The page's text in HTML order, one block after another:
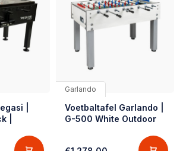
|
|
Garlando
Voetbaltafel Garlando |
G-500 White Outdoor